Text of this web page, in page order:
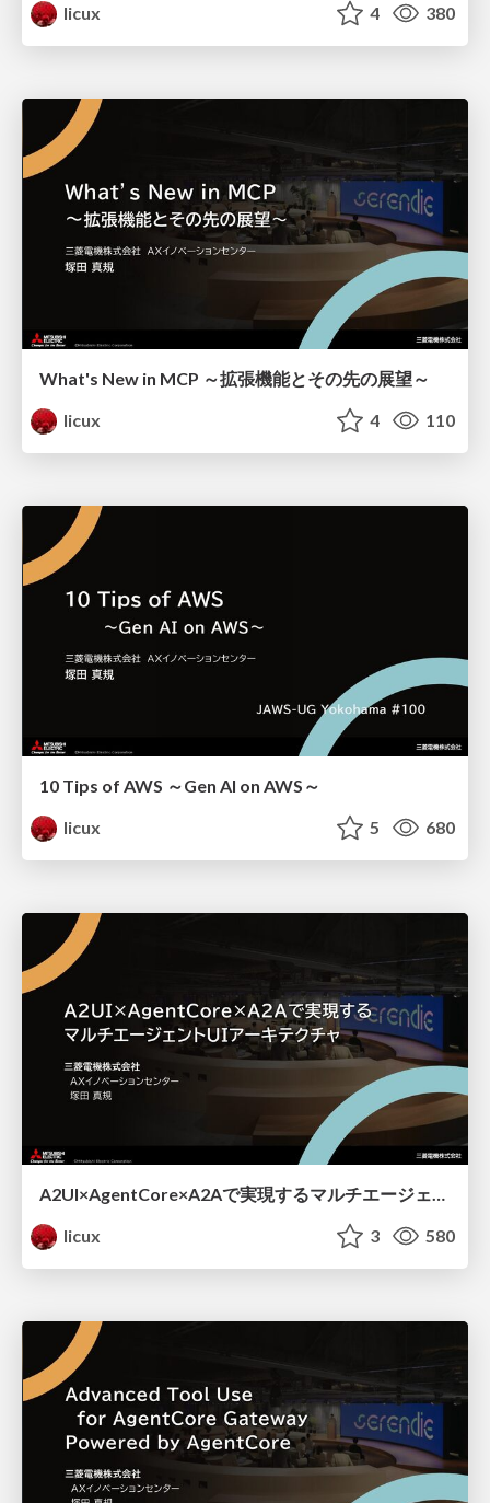
licux
4 380
What's New in MCP ～拡張機能とその先の展望～
licux
4 110
10 Tips of AWS ～Gen AI on AWS～
licux
5 680
A2UI×AgentCore×A2Aで実現するマルチエージェントUIアーキテクチャ
licux
3 580